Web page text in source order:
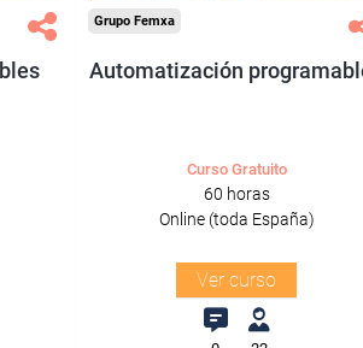
Grupo Femxa
Automatización
Curso Gratuito
60 horas
Online (toda España)
Ver curso